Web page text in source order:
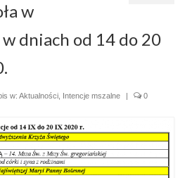
w
dniach od 14 do 20
w: Aktualności Intencje mszalne 0